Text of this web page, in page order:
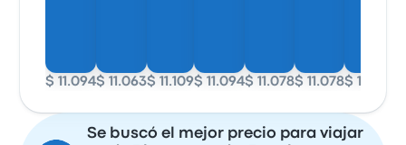
$ 11.094$ 11.063$ 11.109$ 11.094$ 11.078$ 11.078$ 10.986
Se buscó el mejor precio para viajar